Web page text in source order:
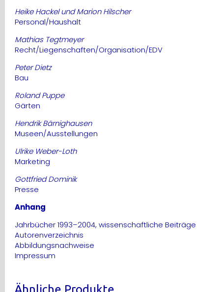
Heike Hackel und Marion Hilscher
Personal/Haushalt
Mathias Tegtmeyer
Recht/Liegenschaften/Organisation/EDV
Peter Dietz
Bau
Roland Puppe
Gärten
Hendrik Bärnighausen
Museen/Ausstellungen
Ulrike Weber-Loth
Marketing
Gottfried Dominik
Presse
Anhang
Jahrbücher 1993–2004, wissenschaftliche Beiträge
Autorenverzeichnis
Abbildungsnachweise
Impressum